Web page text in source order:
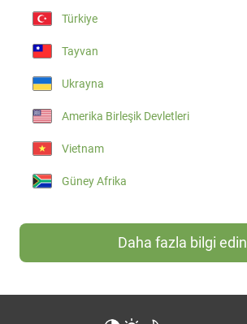
Türkiye
Tayvan
Ukrayna
Amerika Birleşik Devletleri
Vietnam
Güney Afrika
Daha fazla bilgi edin